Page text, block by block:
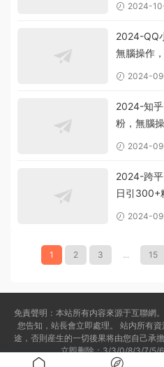
2024-
2024-QQ
無腦操作
2024-
2024-知
粉，無腦
2024-
2024-跨平
日引300+
2024-
1 2 3 ... 15
免責聲明：本站所有内容來源于互聯網
您告知，站長會立即處理。 站内所有
途，否則産生的一切後果将由您自己承
立即删除：3/3/0/8/3/7/5/
備案号:蘇ICP備